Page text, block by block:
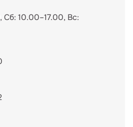
10.00–17.00, Вс: